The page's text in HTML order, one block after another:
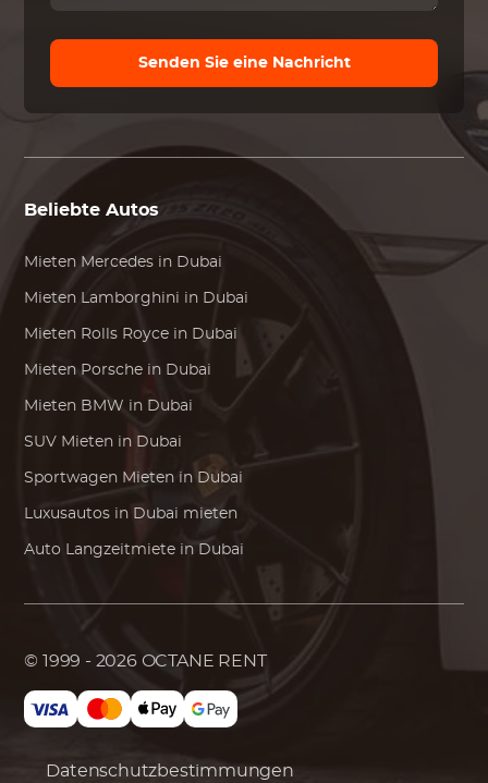
Senden Sie eine Nachricht
Beliebte Autos
Mieten Mercedes in Dubai
Mieten Lamborghini in Dubai
Mieten Rolls Royce in Dubai
Mieten Porsche in Dubai
Mieten BMW in Dubai
SUV Mieten in Dubai
Sportwagen Mieten in Dubai
Luxusautos in Dubai mieten
Auto Langzeitmiete in Dubai
© 1999 - 2026 OCTANE RENT
Datenschutzbestimmungen